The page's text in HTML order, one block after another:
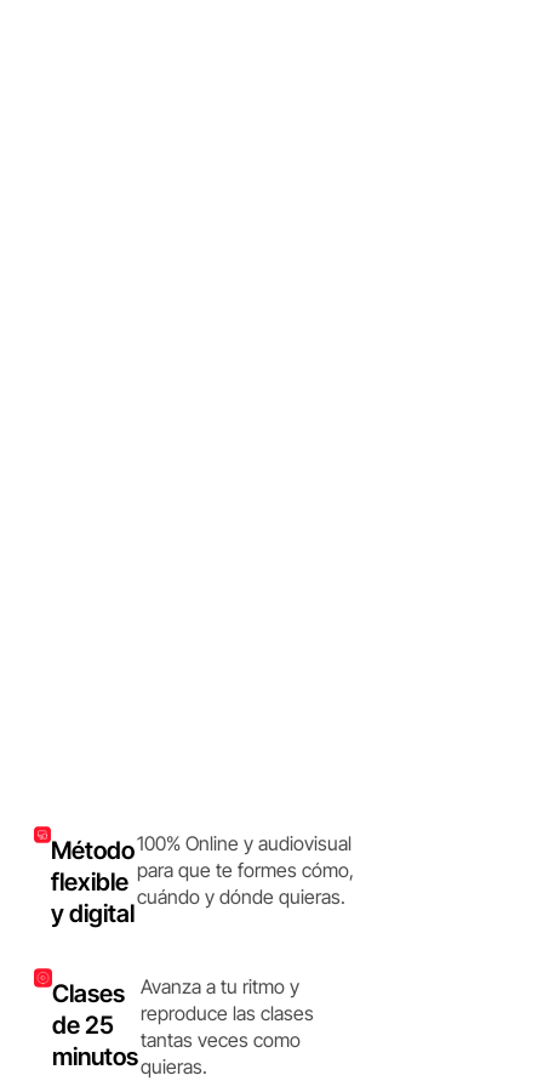
Método
flexible
y digital
100% Online y audiovisual
para que te formes cómo,
cuándo y dónde quieras.
Clases
de 25
minutos
Avanza a tu ritmo y
reproduce las clases
tantas veces como
quieras.